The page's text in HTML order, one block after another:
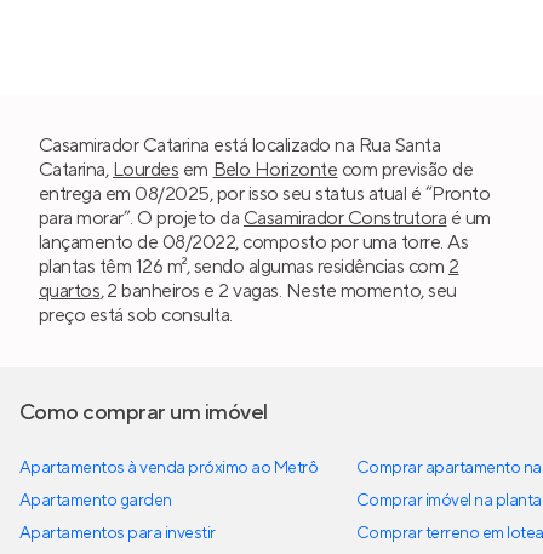
Casamirador Catarina está localizado na Rua Santa
Catarina, Lourdes em Belo Horizonte com previsão de
entrega em 08/2025, por isso seu status atual é “Pronto
para morar”. O projeto da Casamirador Construtora é um
lançamento de 08/2022, composto por uma torre. As
plantas têm 126 m², sendo algumas residências com 2
quartos, 2 banheiros e 2 vagas. Neste momento, seu
preço está sob consulta.
Como comprar um imóvel
Apartamentos à venda próximo ao Metrô
Apartamento garden
Apartamentos para investir
Comprar apartamento
Comprar imóvel na planta
Comprar terreno em